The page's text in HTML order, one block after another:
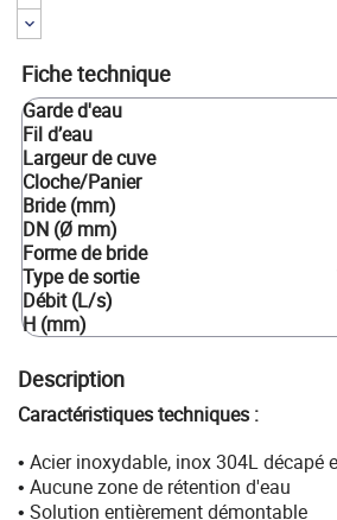
Fiche technique
Garde d'eau
Fil d’eau
Largeur de cuve
Cloche/Panier
Bride (mm)
DN (Ø mm)
Forme de bride
Type de sortie
Débit (L/s)
H (mm)
Description
Caractéristiques techniques :
• Acier inoxydable, inox 304L décapé
• Aucune zone de rétention d'eau
• Solution entièrement démontable